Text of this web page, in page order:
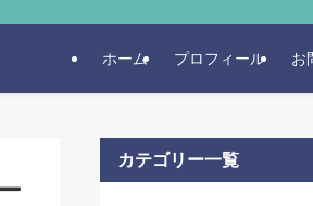
ホーム プロフィール お
カテゴリー一覧